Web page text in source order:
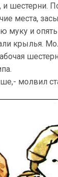
шестерни.
места,
муку и
крылья.
молвил